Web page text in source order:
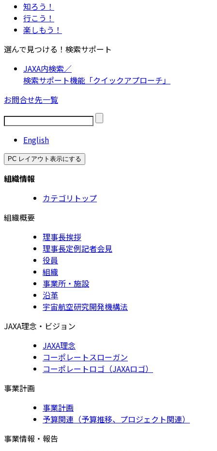
知ろう！
行こう！
楽しもう！
選んで見つける！検索サポート
JAXA内検索／
検索サポート機能「クイックアプローチ」
お問合せ先一覧
English
PC レイアウト表示にする
組織情報
カテゴリトップ
組織概要
理事長挨拶
理事長定例記者会見
役員
組織
事業所・施設
沿革
宇宙航空研究開発機構法
JAXA理念・ビジョン
JAXA理念
コーポレートスローガン
コーポレートロゴ（JAXAロゴ）
事業計画
事業計画
予算関連（予算推移、プロジェクト関連）
事業情報・報告